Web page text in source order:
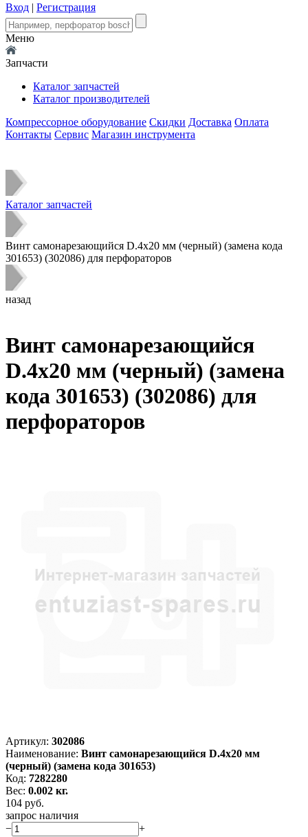
Вход | Регистрация
Меню
Запчасти
Каталог запчастей
Каталог производителей
Компрессорное оборудование Скидки Доставка Оплата
Контакты Сервис Магазин инструмента
Каталог запчастей
Винт самонарезающийся D.4х20 мм (черный) (замена кода
301653) (302086) для перфораторов
назад
Винт самонарезающийся
D.4х20 мм (черный) (замена
кода 301653) (302086) для
перфораторов
Артикул: 302086
Наименование: Винт самонарезающийся D.4х20 мм
(черный) (замена кода 301653)
Код: 7282280
Вес: 0.002 кг.
104 руб.
запрос наличия
−
+